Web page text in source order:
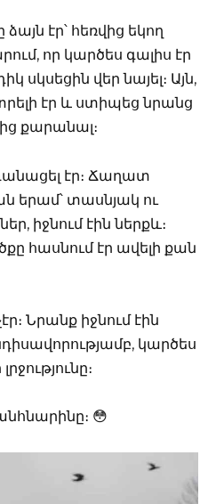
էր՝ հեռվից եկող
որ կարծես գալիս էր
սկսեցին վեր նայել։ Այն,
էր և ստիպեց նրանց
քարանալ։
էր։ Ճաղատ
երամ՝ տասնյակ ու
իջնում էին ներքև։
հասնում էր ավելի քան
Նրանք իջնում էին
կարծես
😳